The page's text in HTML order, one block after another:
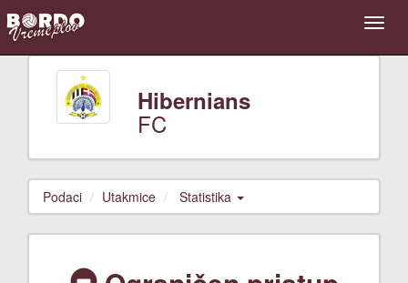
Hibernians
FC
Podaci Utakmice Statistika